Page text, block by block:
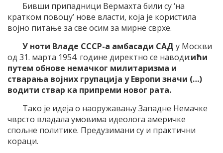
Бивши припадници Вермахта били су ‘на
кратком повоцу’ нове власти, која је користила
војно питање за све осим за мирне сврхе.
У ноти Владе СССР-а амбасади САД у Москви
од 31. марта 1954. године директно се наводи:ићи
путем обнове немачког милитаризма и
стварања војних групација у Европи значи (…)
водити ствар ка припреми новог рата.
Тако је идеја о наоружавању Западне Немачке
чврсто владала умовима идеолога америчке
спољне политике. Предузимани су и практични
кораци.